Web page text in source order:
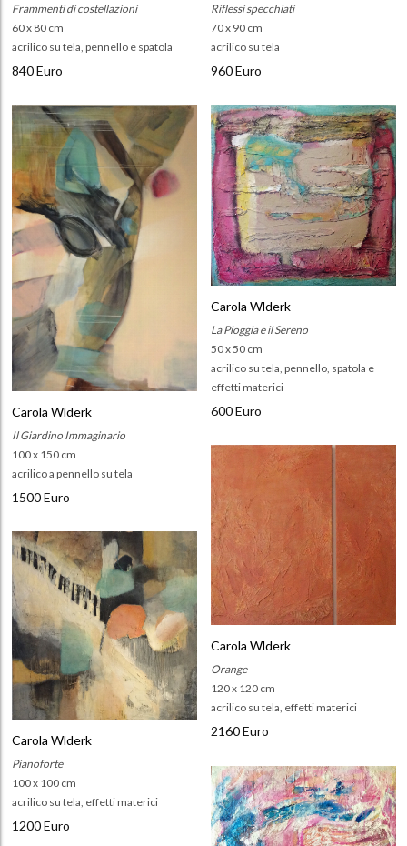
Frammenti di costellazioni
60 x 80 cm
acrilico su tela, pennello e spatola
840 Euro
Riflessi specchiati
70 x 90 cm
acrilico su tela
960 Euro
Carola Wlderk
Il Giardino Immaginario
100 x 150 cm
acrilico a pennello su tela
1500 Euro
Carola Wlderk
La Pioggia e il Sereno
50 x 50 cm
acrilico su tela, pennello, spatola e
effetti materici
600 Euro
Carola Wlderk
Orange
120 x 120 cm
acrilico su tela, effetti materici
2160 Euro
Carola Wlderk
Pianoforte
100 x 100 cm
acrilico su tela, effetti materici
1200 Euro